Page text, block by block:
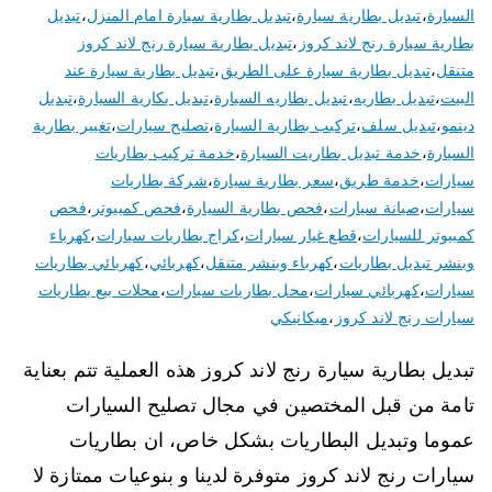
السيارة،تبديل بطارية سيارة،تبديل بطارية سيارة امام المنزل،تبديل
بطارية سيارة رنج لاند كروز ،تبديل بطارية سيارة رنج لاند كروز
متنقل،تبديل بطارية سيارة على الطريق،تبديل بطارية سيارة عند
البيت،تبديل بطاريه،تبديل بطاريه السيارة،تبديل بكارية السيارة،تبديل
دينمو،تبديل سلف،تركيب بطارية السيارة،تصليح سيارات،تغيير بطارية
السيارة،خدمة تبديل بطاريت السيارة،خدمة تركيب بطاريات
سيارات،خدمة طريق،سعر بطارية سيارة،شركة بطاريات
سيارات،صيانة سيارات،فحص بطارية السيارة،فحص كمبيوتر ،فحص
كمبيوتر للسيارات،قطع غيار سيارات،كراج بطاريات سيارات،كهرباء
وبنشر تبديل بطاريات،كهرباء وبنشر متنقل،كهربائي،كهربائي بطاريات
سيارات،كهربائي سيارات،محل بطاريات سيارات،محلات بيع بطاريات
سيارات رنج لاند كروز ،ميكانيكي
تبديل بطارية سيارة رنج لاند كروز هذه العملية تتم بعناية
تامة من قبل المختصين في مجال تصليح السيارات
عموما وتبديل البطاريات بشكل خاص، ان بطاريات
سيارات رنج لاند كروز متوفرة لدينا و بنوعيات ممتازة لا